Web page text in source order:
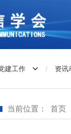
建工作 / 资讯
当前位置： 首页